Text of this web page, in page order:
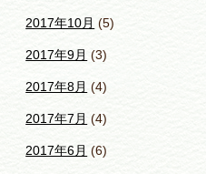
2017年10月 (5)
2017年9月 (3)
2017年8月 (4)
2017年7月 (4)
2017年6月 (6)